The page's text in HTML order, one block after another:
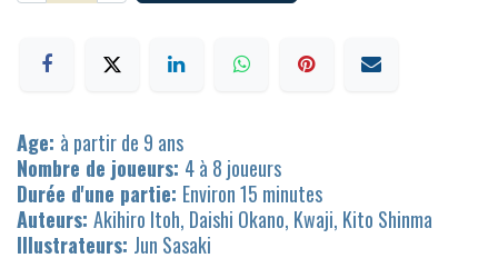
Age: à partir de 9 ans
Nombre de joueurs: 4 à 8 joueurs
Durée d'une partie: Environ 15 minutes
Auteurs: Akihiro Itoh, Daishi Okano, Kwaji, Kito Shinma
Illustrateurs: Jun Sasaki